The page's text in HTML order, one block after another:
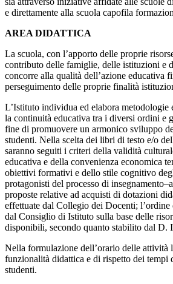
e direttamente alla scuola capofila
AREA DIDATTICA
La scuola, con l’apporto delle proprie
contributo delle famiglie, delle istituzioni e
concorre alla qualità dell’azione educativa
perseguimento delle proprie finalità
L’Istituto individua ed elabora metodologie
la continuità educativa tra i diversi ordini e
fine di promuovere un armonico sviluppo
studenti. Nella scelta dei libri di testo e/o
saranno seguiti i criteri della validità
educativa e della convenienza economica
obiettivi formativi e dello stile cognitivo
protagonisti del processo di
proposte relative ad acquisti di dotazioni
effettuate dal Collegio dei Docenti; l’ordine
dal Consiglio di Istituto sulla base delle
disponibili, secondo quanto stabilito dal D.
Nella formulazione dell’orario delle attività
funzionalità didattica e di rispetto dei tempi
studenti.